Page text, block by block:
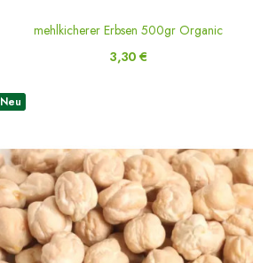
mehlkicherer Erbsen 500gr Organic
3,30 €
Neu